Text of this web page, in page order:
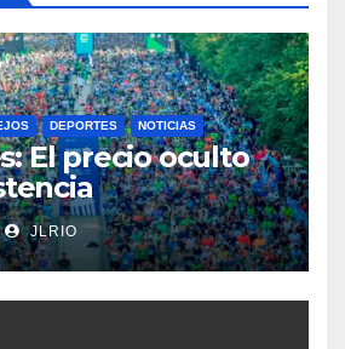
DEPORTES NOTICIAS
El precio oculto
JLRIO